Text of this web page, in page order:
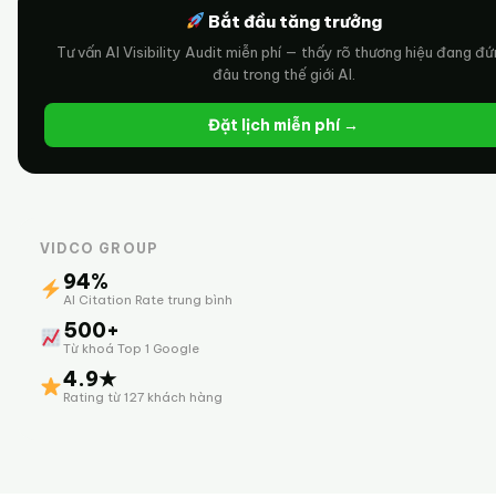
Bắt đầu tăng trưởng
Tư vấn AI Visibility Audit miễn phí — thấy rõ thương hiệu đang
đâu trong thế giới AI.
Đặt lịch miễn phí →
VIDCO GROUP
94%
AI Citation Rate trung bình
500+
Từ khoá Top 1 Google
4.9★
Rating từ 127 khách hàng